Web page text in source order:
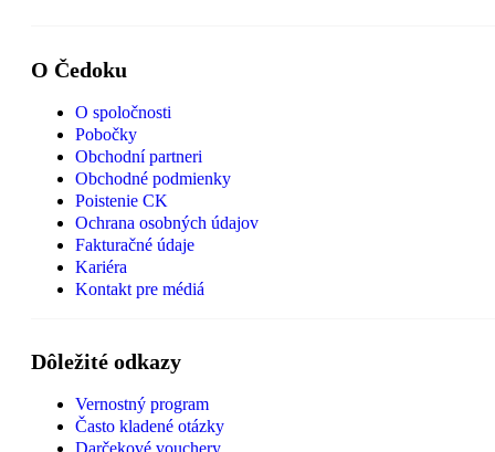
O Čedoku
O spoločnosti
Pobočky
Obchodní partneri
Obchodné podmienky
Poistenie CK
Ochrana osobných údajov
Fakturačné údaje
Kariéra
Kontakt pre médiá
Dôležité odkazy
Vernostný program
Často kladené otázky